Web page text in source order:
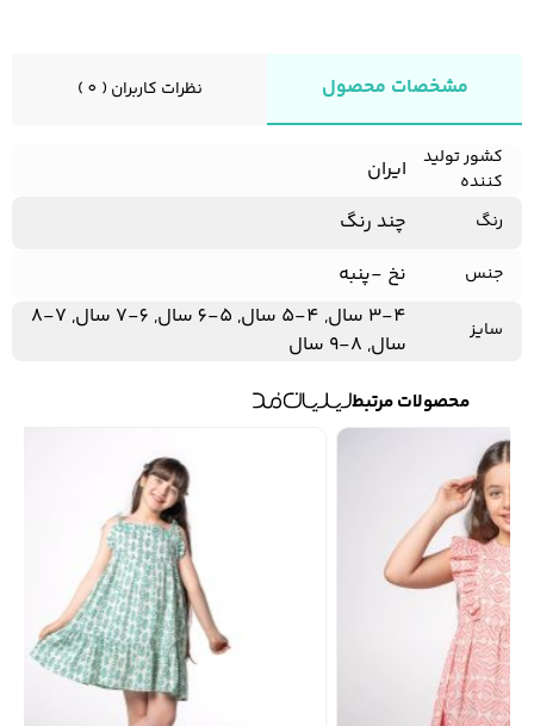
لباس زیر و راحتی
لباس زیر مردانه لباس راحتی مردانه مشخصات محصول نظرات کاربران ( 0 )
کشور تولید
کننده
ایران
رنگ چند رنگ
جنس نخ -پنبه
سایز
3-4 سال, 4-5 سال, 5-6 سال, 6-7 سال, 7-8
سال, 8-9 سال
محصولات مرتبط